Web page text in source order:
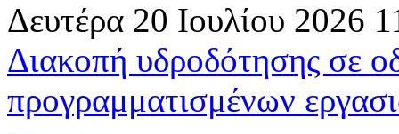
Δευτέρα 20 Ιουλίου 2026
Διακοπή υδροδότησης σε
προγραμματισμένων